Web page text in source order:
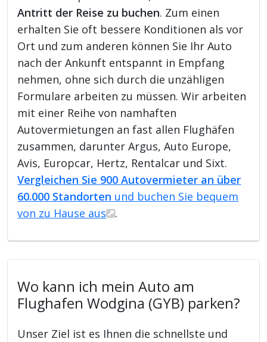
Antritt der Reise zu buchen. Zum einen
erhalten Sie oft bessere Konditionen als vor
Ort und zum anderen können Sie Ihr Auto
nach der Ankunft entspannt in Empfang
nehmen, ohne sich durch die unzähligen
Formulare arbeiten zu müssen. Wir arbeiten
mit einer Reihe von namhaften
Autovermietungen an fast allen Flughäfen
zusammen, darunter Argus, Auto Europe,
Avis, Europcar, Hertz, Rentalcar und Sixt.
Vergleichen Sie 900 Autovermieter an über
60.000 Standorten und buchen Sie bequem
von zu Hause aus
.
Wo kann ich mein Auto am
Flughafen Wodgina (GYB) parken?
Unser Ziel ist es Ihnen die schnellste und